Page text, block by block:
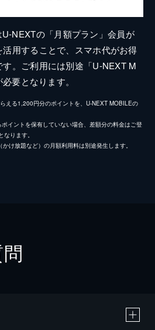
U-NEXTの「月額プラン」会員が
用することで、スマホ代がお得
。ご利用には別途「U-NEXT M
要となります。
える1,200円分のポイントを、U-NEXT MOBILEの
イントを保有していない場合、差額分の料金はご登
ります。
け放題など）の月額利用料は別途発生します。